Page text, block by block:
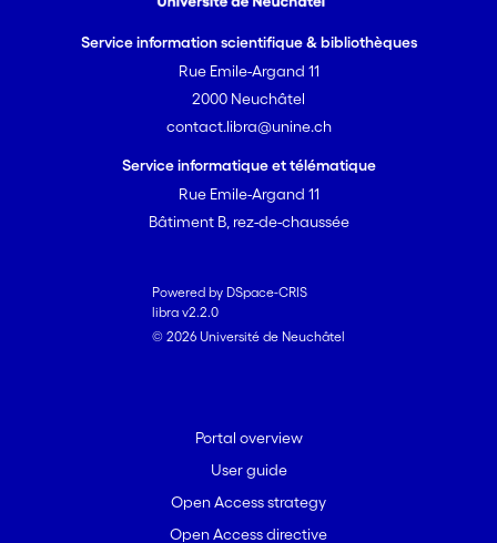
Service information scientifique & bibliothèques
Rue Emile-Argand 11
2000 Neuchâtel
contact.libra@unine.ch
Service informatique et télématique
Rue Emile-Argand 11
Bâtiment B, rez-de-chaussée
Powered by DSpace-CRIS
libra v2.2.0
© 2026 Université de Neuchâtel
Portal overview
User guide
Open Access strategy
Open Access directive